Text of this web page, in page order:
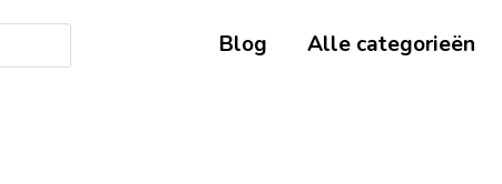
Blog Alle categorieën